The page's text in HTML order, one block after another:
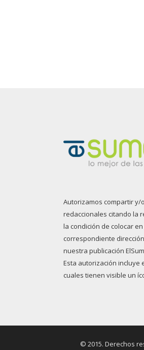
Autorizamos compartir
redaccionales citando la
la condición de colocar
correspondiente
nuestra publicación
Esta autorización incluye
cuales tienen visible un
© 2015. Derechos